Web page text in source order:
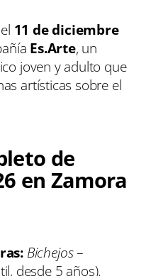
11 de diciembre
Es.Arte, un
joven y adulto que
artísticas sobre el
de
en Zamora
Bichejos–
desde 5 años).